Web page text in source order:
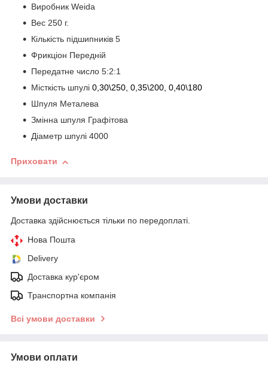
Виробник Weida
Вес 250 г.
Кількість підшипників 5
Фрикціон Передній
Передатне число 5:2:1
Місткість шпулі 0,30\250, 0,35\200, 0,40\180
Шпуля Металева
Змінна шпуля Графітова
Діаметр шпулі 4000
Приховати
Умови доставки
Доставка здійснюється тільки по передоплаті.
Нова Пошта
Delivery
Доставка кур'єром
Транспортна компанія
Всі умови доставки
Умови оплати